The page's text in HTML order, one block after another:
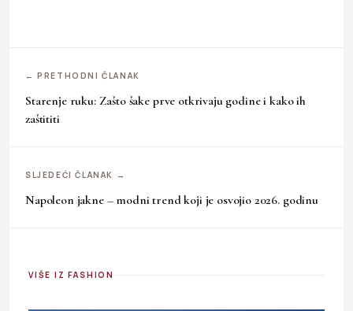
← PRETHODNI ČLANAK
Starenje ruku: Zašto šake prve otkrivaju godine i kako ih
zaštititi
SLJEDEĆI ČLANAK →
Napoleon jakne – modni trend koji je osvojio 2026. godinu
VIŠE IZ FASHION